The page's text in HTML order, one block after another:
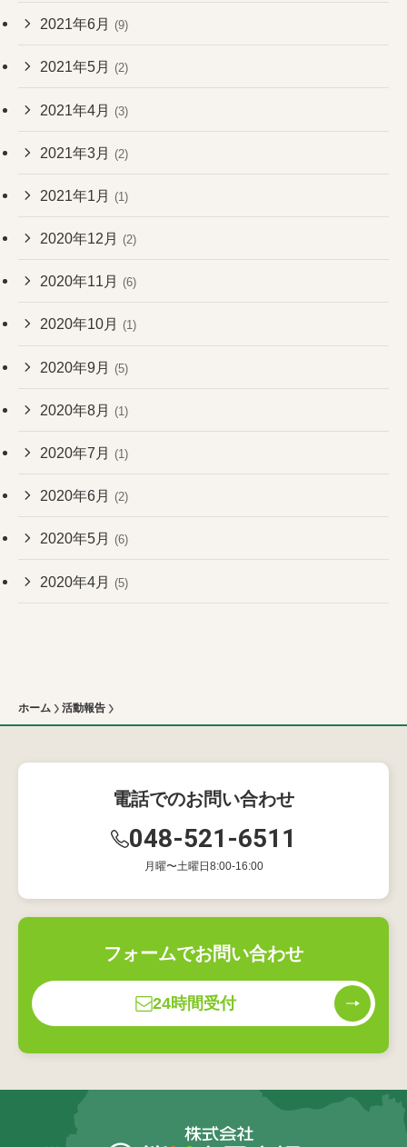
2021年6月 (9)
2021年5月 (2)
2021年4月 (3)
2021年3月 (2)
2021年1月 (1)
2020年12月 (2)
2020年11月 (6)
2020年10月 (1)
2020年9月 (5)
2020年8月 (1)
2020年7月 (1)
2020年6月 (2)
2020年5月 (6)
2020年4月 (5)
ホーム 活動報告
電話でのお問い合わせ
048-521-6511
月曜〜土曜日8:00-16:00
フォームでお問い合わせ
24時間受付